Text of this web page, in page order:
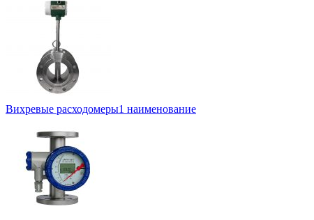
Вихревые расходомеры1 наименование